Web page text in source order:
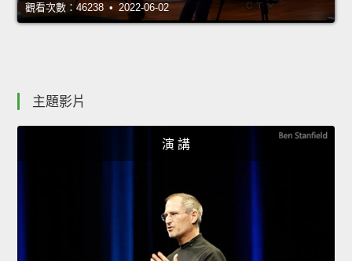
觀看次數：46238 • 2022-06-02
主題影片
演 講